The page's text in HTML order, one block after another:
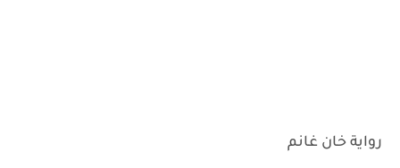
رواية خان غانم